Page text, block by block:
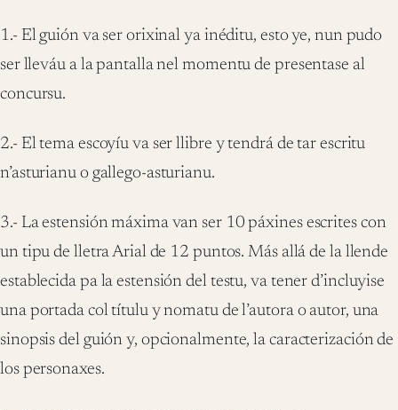
1.- El guión va ser orixinal ya inéditu, esto ye, nun pudo
ser lleváu a la pantalla nel momentu de presentase al
concursu.
2.- El tema escoyíu va ser llibre y tendrá de tar escritu
n’asturianu o gallego-asturianu.
3.- La estensión máxima van ser 10 páxines escrites con
un tipu de lletra Arial de 12 puntos. Más allá de la llende
establecida pa la estensión del testu, va tener d’incluyise
una portada col títulu y nomatu de l’autora o autor, una
sinopsis del guión y, opcionalmente, la caracterización de
los personaxes.